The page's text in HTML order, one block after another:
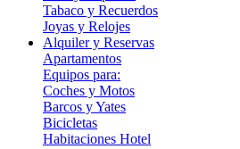
Tabaco y Recuerdos
Joyas y Relojes
Alquiler y Reservas
Apartamentos
Equipos para:
Coches y Motos
Barcos y Yates
Bicicletas
Habitaciones Hotel